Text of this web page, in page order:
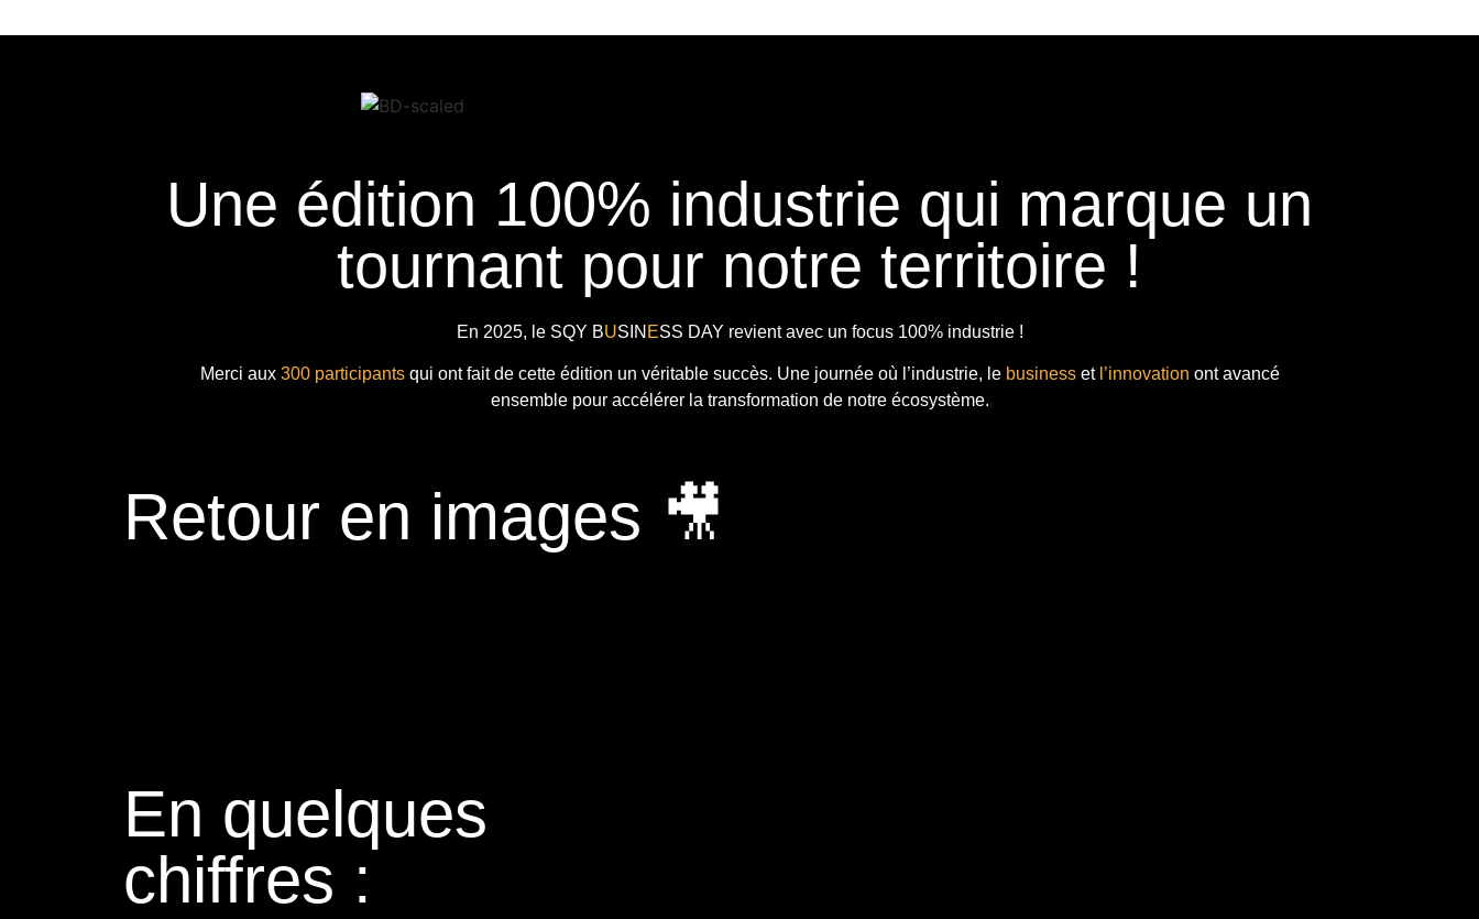
Une édition 100% industrie qui marque un
tournant pour notre territoire !
En 2025, le SQY BUSIN ESS DAY revient avec un focus 100% industrie !
Merci aux 300 participantsqui ont fait de cette édition un véritable succès. Une journée où l’industrie, le businesset l’innovation ont avancé
ensemble pour accélérer la transformation de notre écosystème.
Retour en images 🎥
En quelques
chiffres :